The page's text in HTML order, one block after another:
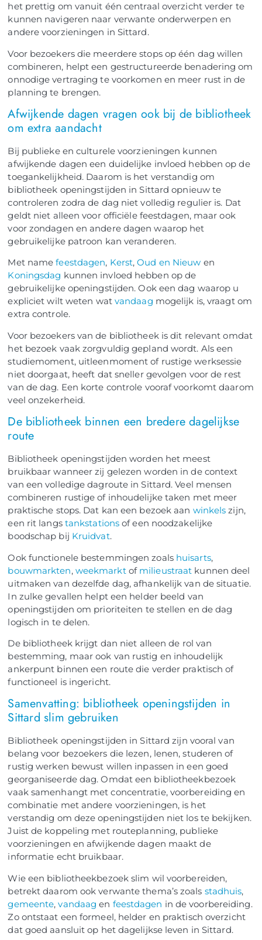
het prettig om vanuit één centraal overzicht verder te
kunnen navigeren naar verwante onderwerpen en
andere voorzieningen in Sittard.
Voor bezoekers die meerdere stops op één dag willen
combineren, helpt een gestructureerde benadering om
onnodige vertraging te voorkomen en meer rust in de
planning te brengen.
Afwijkende dagen vragen ook bij de bibliotheek
om extra aandacht
Bij publieke en culturele voorzieningen kunnen
afwijkende dagen een duidelijke invloed hebben op de
toegankelijkheid. Daarom is het verstandig om
bibliotheek openingstijden in Sittard opnieuw te
controleren zodra de dag niet volledig regulier is. Dat
geldt niet alleen voor officiële feestdagen, maar ook
voor zondagen en andere dagen waarop het
gebruikelijke patroon kan veranderen.
Met namefeestdagen, Kerst,Oud en Nieuw en
Koningsdag kunnen invloed hebben op de
gebruikelijke openingstijden. Ook een dag waarop u
expliciet wilt weten wat vandaag mogelijk is, vraagt om
extra controle.
Voor bezoekers van de bibliotheek is dit relevant omdat
het bezoek vaak zorgvuldig gepland wordt. Als een
studiemoment, uitleenmoment of rustige werksessie
niet doorgaat, heeft dat sneller gevolgen voor de rest
van de dag. Een korte controle vooraf voorkomt daarom
veel onzekerheid.
De bibliotheek binnen een bredere dagelijkse
route
Bibliotheek openingstijden worden het meest
bruikbaar wanneer zij gelezen worden in de context
van een volledige dagroute in Sittard. Veel mensen
combineren rustige of inhoudelijke taken met meer
praktische stops. Dat kan een bezoek aan winkels zijn,
een rit langs tankstations of een noodzakelijke
boodschap bij Kruidvat.
Ook functionele bestemmingen zoals huisarts,
bouwmarkten, weekmarktof milieustraat kunnen deel
uitmaken van dezelfde dag, afhankelijk van de situatie.
In zulke gevallen helpt een helder beeld van
openingstijden om prioriteiten te stellen en de dag
logisch in te delen.
De bibliotheek krijgt dan niet alleen de rol van
bestemming, maar ook van rustig en inhoudelijk
ankerpunt binnen een route die verder praktisch of
functioneel is ingericht.
Samenvatting: bibliotheek openingstijden in
Sittard slim gebruiken
Bibliotheek openingstijden in Sittard zijn vooral van
belang voor bezoekers die lezen, lenen, studeren of
rustig werken bewust willen inpassen in een goed
georganiseerde dag. Omdat een bibliotheekbezoek
vaak samenhangt met concentratie, voorbereiding en
combinatie met andere voorzieningen, is het
verstandig om deze openingstijden niet los te bekijken.
Juist de koppeling met routeplanning, publieke
voorzieningen en afwijkende dagen maakt de
informatie echt bruikbaar.
Wie een bibliotheekbezoek slim wil voorbereiden,
betrekt daarom ook verwante thema’s zoals stadhuis,
gemeente,vandaag en feestdagen in de voorbereiding.
Zo ontstaat een formeel, helder en praktisch overzicht
dat goed aansluit op het dagelijkse leven in Sittard.